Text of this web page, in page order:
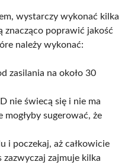
wystarczy wykonać kilka
znacząco poprawić jakość
należy wykonać:
zasilania na około 30
nie świecą się i nie ma
mogłyby sugerować, że
i poczekaj, aż całkowicie
zajmuje kilka